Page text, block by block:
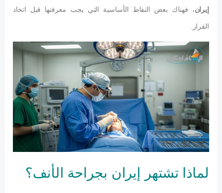
إيران، فهناك بعض النقاط الأساسية التي يجب معرفتها قبل اتخاذ
القرار.
لماذا تشتهر إيران بجراحة الأنف؟